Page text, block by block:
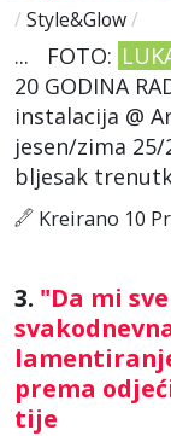
/ Style&Glow/
... FOTO:
20 GODINA
instalacija @
jesen/zima
bljesak
Kreirano 10
3. "Da mi
prema
tije